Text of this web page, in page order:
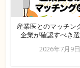
産業医とのマッチン
企業が確認すべき
2026年7月9日